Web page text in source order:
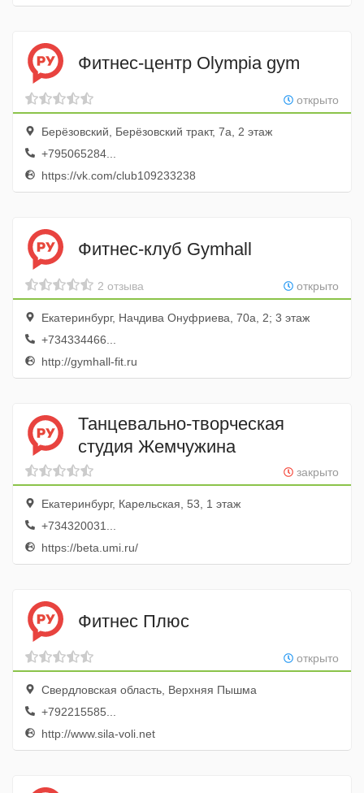
Фитнес-центр Olympia gym
открыто
Берёзовский, Берёзовский тракт, 7а, 2 этаж
+795065284...
https://vk.com/club109233238
Фитнес-клуб Gymhall
открыто
2 отзыва
Екатеринбург, Начдива Онуфриева, 70а, 2; 3 этаж
+734334466...
http://gymhall-fit.ru
Танцевально-творческая
студия Жемчужина
закрыто
Екатеринбург, Карельская, 53, 1 этаж
+734320031...
https://beta.umi.ru/
Фитнес Плюс
открыто
Свердловская область, Верхняя Пышма
+792215585...
http://www.sila-voli.net